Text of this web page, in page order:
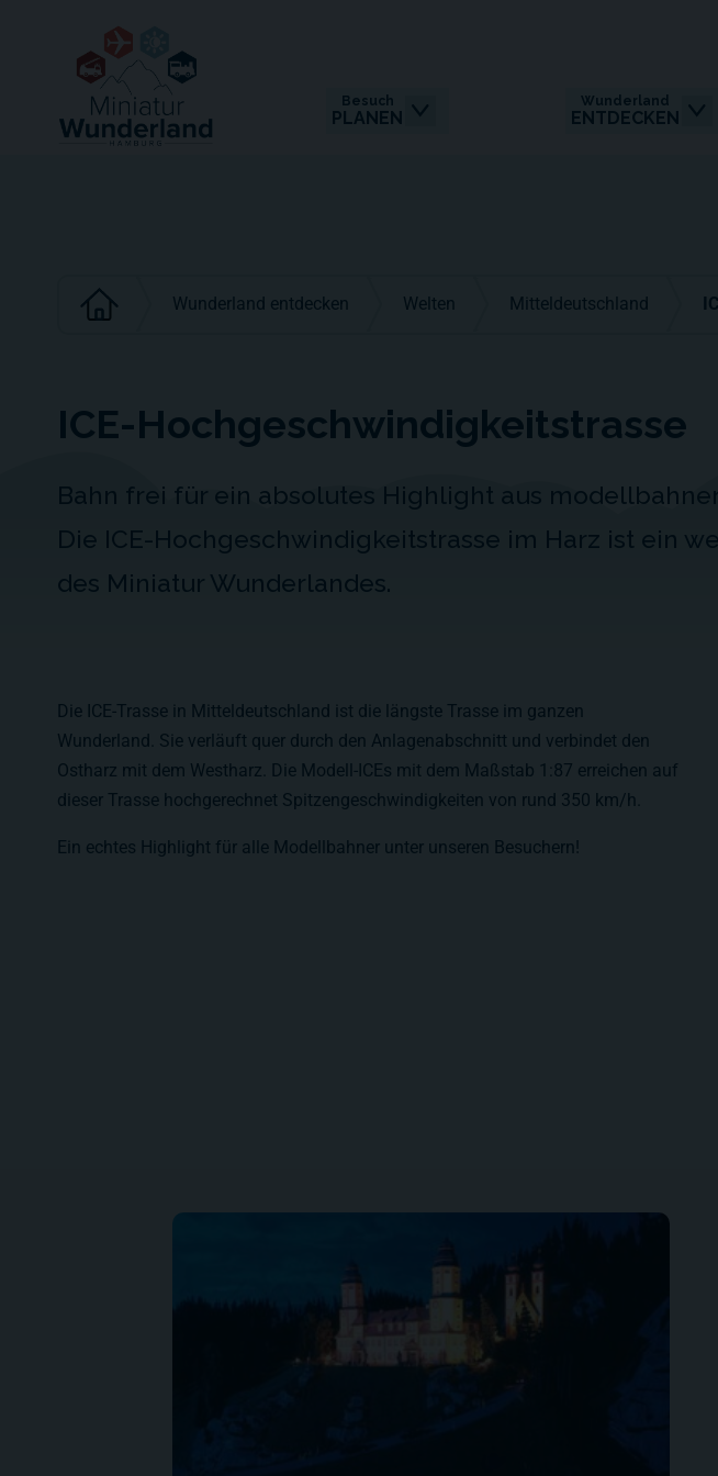
Besuch
PLANEN
Wunderland
ENTDECKEN
Wunderland entdecken Welten Mitteldeutschland
ICE-Hochgeschwindigkeitstrasse
Bahn frei für ein absolutes Highlight aus
Die ICE-Hochgeschwindigkeitstrasse im Harz ist ein
des Miniatur Wunderlandes.
Die ICE-Trasse in Mitteldeutschland ist die längste Trasse im ganzen
Wunderland. Sie verläuft quer durch den Anlagenabschnitt und verbindet den
Ostharz mit dem Westharz. Die Modell-ICEs mit dem Maßstab 1:87 erreichen auf
dieser Trasse hochgerechnet Spitzengeschwindigkeiten von rund 350 km/h.
Ein echtes Highlight für alle Modellbahner unter unseren Besuchern!